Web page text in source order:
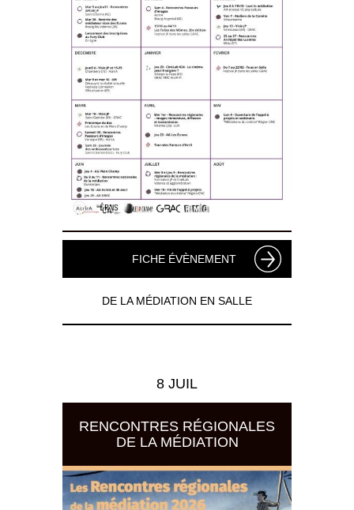
FICHE ÉVÈNEMENT
DE LA MÉDIATION EN SALLE
8 JUIL
RENCONTRES RÉGIONALES
DE LA MÉDIATION